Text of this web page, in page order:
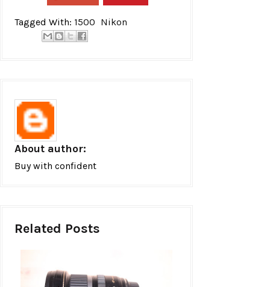
Tagged With: 1500 Nikon
About author:
Buy with confident
Related Posts